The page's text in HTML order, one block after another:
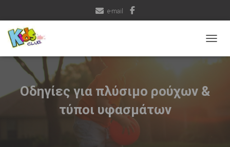
e-mail
Οδηγίες για πλύσιμο ρούχων &
τύποι υφασμάτων